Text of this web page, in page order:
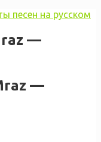
песен на русском
—
—